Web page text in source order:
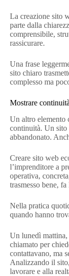
La creazione sito
parte dalla
comprensibile,
rassicurare.
Una frase
sito chiaro
complesso ma
Mostrare
Un altro elemento
continuità. Un sito
abbandonato.
Creare sito web
l’imprenditore a
operativa,
trasmesso bene,
Nella pratica
quando hanno
Un lunedì
chiamato per
contattavano, ma
Analizzando il
lavorare e alla